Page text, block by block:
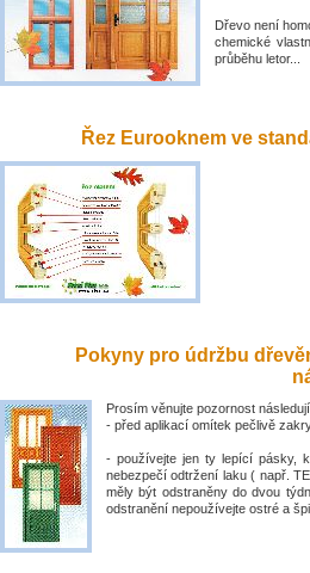
Dřevo není
chemické
průběhu letor...
Řez Eurooknem ve
Pokyny pro údržbu
Prosím věnujte pozornost
- před aplikací omítek pečlivě
- používejte jen ty lepící pásky,
nebezpečí odtržení laku ( např.
měly být odstraněny do dvou
odstranění nepoužívejte ostré a